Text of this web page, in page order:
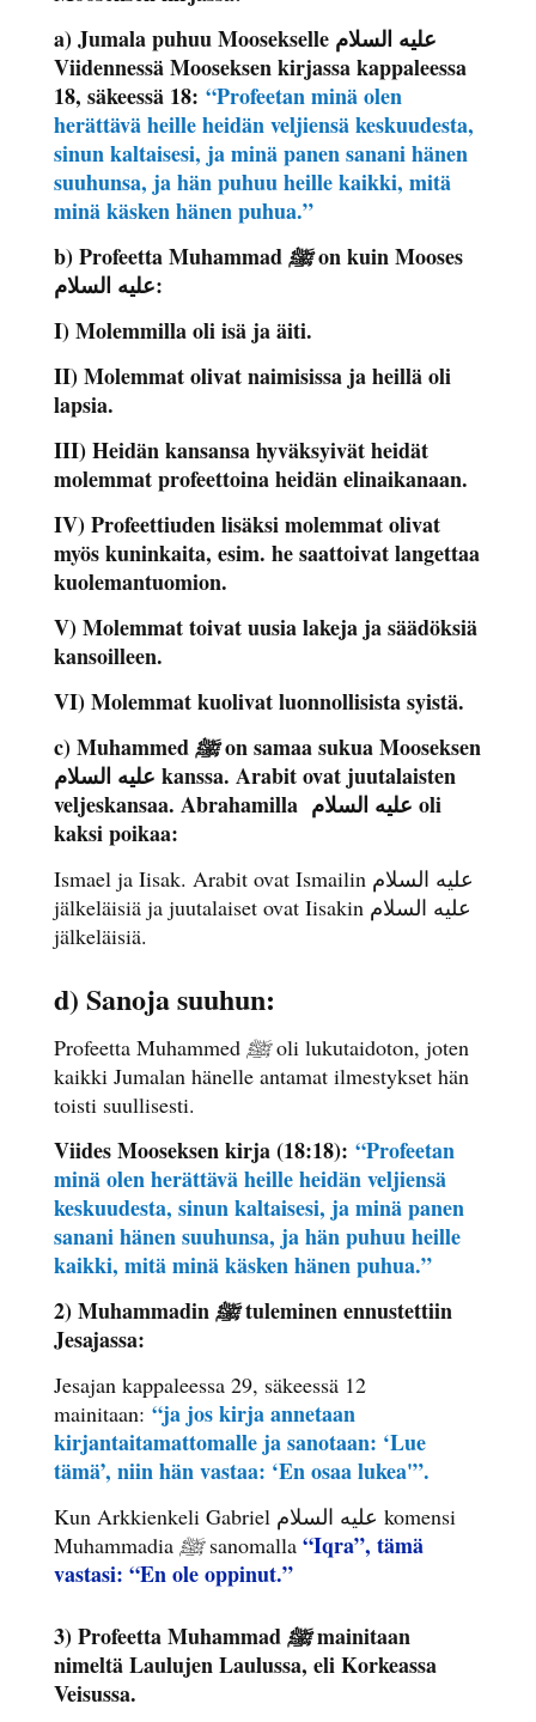
a) Jumala puhuu Moosekselle علیه السلام
Viidennessä Mooseksen kirjassa kappaleessa
18, säkeessä 18: “Profeetan minä olen
herättävä heille heidän veljiensä keskuudesta,
sinun kaltaisesi, ja minä panen sanani hänen
suuhunsa, ja hän puhuu heille kaikki, mitä
minä käsken hänen puhua.”
b) Profeetta Muhammad ﷺon kuin Mooses
علیه السلام:
I) Molemmilla oli isä ja äiti.
II) Molemmat olivat naimisissa ja heillä oli
lapsia.
III) Heidän kansansa hyväksyivät heidät
molemmat profeettoina heidän elinaikanaan.
IV) Profeettiuden lisäksi molemmat olivat
myös kuninkaita, esim. he saattoivat langettaa
kuolemantuomion.
V) Molemmat toivat uusia lakeja ja säädöksiä
kansoilleen.
VI) Molemmat kuolivat luonnollisista syistä.
c) Muhammed ﷺon samaa sukua Mooseksen
علیه السلام kanssa. Arabit ovat juutalaisten
veljeskansaa. Abrahamilla علیه السلام oli
kaksi poikaa:
Ismael ja Iisak. Arabit ovat Ismailin علیه السلام
jälkeläisiä ja juutalaiset ovat Iisakin علیه السلام
jälkeläisiä.
d) Sanoja suuhun:
Profeetta Muhammed ﷺoli lukutaidoton, joten
kaikki Jumalan hänelle antamat ilmestykset hän
toisti suullisesti.
Viides Mooseksen kirja (18:18): “Profeetan
minä olen herättävä heille heidän veljiensä
keskuudesta, sinun kaltaisesi, ja minä panen
sanani hänen suuhunsa, ja hän puhuu heille
kaikki, mitä minä käsken hänen puhua.”
2) Muhammadin ﷺtuleminen ennustettiin
Jesajassa:
Jesajan kappaleessa 29, säkeessä 12
mainitaan: “ja jos kirja annetaan
kirjantaitamattomalle ja sanotaan: ‘Lue
tämä’, niin hän vastaa: ‘En osaa lukea'”.
Kun Arkkienkeli Gabriel علیه السلام komensi
Muhammadia ﷺsanomalla “Iqra”, tämä
vastasi: “En ole oppinut.”
3) Profeetta Muhammad ﷺmainitaan
nimeltä Laulujen Laulussa, eli Korkeassa
Veisussa.